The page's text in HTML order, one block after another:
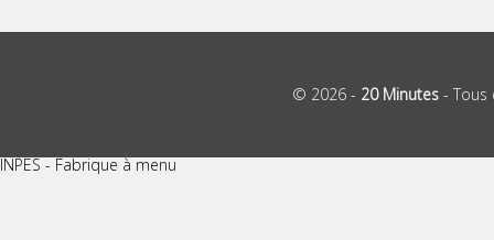
© 2026 - 20 Minutes -
INPES - Fabrique à menu